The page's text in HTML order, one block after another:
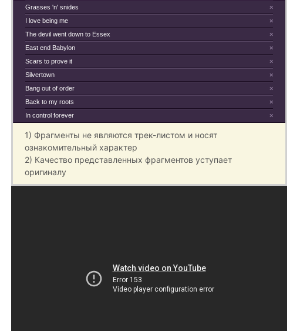
×
Grasses 'n' snides
×
I love being me
×
The devil went down to Essex
×
East end Babylon
×
Scars to prove it
×
Silvertown
×
Bang out of order
×
Back to my roots
×
In control forever
1) Фрагменты не являются трек-листом и носят
ознакомительный характер
2) Качество представленных фрагментов уступает
оригиналу